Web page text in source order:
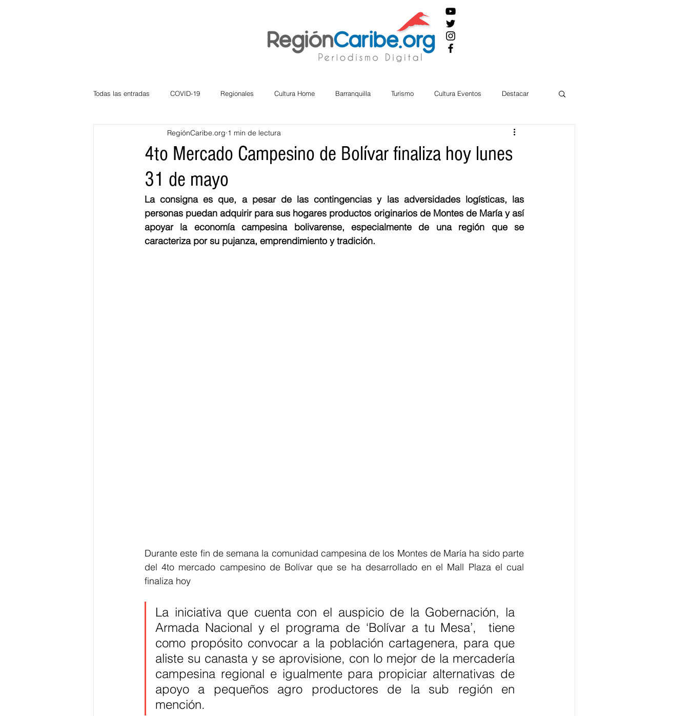
Todas las entradas COVID-19 Regionales Cultura Home Barranquilla Turismo Cultura Eventos Destacar
Atlántico La Guajira Cesar
Bloggeros Hermanos Mayores
Educación BID BIENESTAR AMBIENTAL AFRO
4to Mercado Campesino de Bolívar finaliza hoy lunes
31 de mayo
RegiónCaribe.org 1 min de lectura
La consigna es que, a pesar de las contingencias y las adversidades logísticas, las
personas puedan adquirir para sus hogares productos originarios de Montes de María y así
apoyar la economía campesina bolivarense, especialmente de una región que se
caracteriza por su pujanza, emprendimiento y tradición.
Durante este fin de semana la comunidad campesina de los Montes de María ha sido parte
del 4to mercado campesino de Bolívar que se ha desarrollado en el Mall Plaza el cual
finaliza hoy
La iniciativa que cuenta con el auspicio de la Gobernación, la
Armada Nacional y el programa de ‘Bolívar a tu Mesa’,  tiene
como propósito convocar a la población cartagenera, para que
aliste su canasta y se aprovisione, con lo mejor de la mercadería
campesina regional e igualmente para propiciar alternativas de
apoyo a pequeños agro productores de la sub región en
mención.